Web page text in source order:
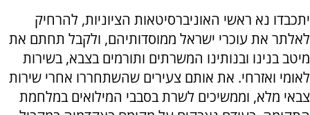
יתכבדו נא ראשי האוניברסיטאות הציוניות, להרחיק
לאלתר את עוכרי ישראל ממוסדותיהם, ולקבל תחתם את
מיטב בנינו ובנותינו המשרתים ותורמים בצבא, בשירות
לאומי ואזרחי. את אותם צעירים שהשתחררו אחרי שירות
צבאי מלא, וממשיכים לשרת בסבבי המילואים במלחמת